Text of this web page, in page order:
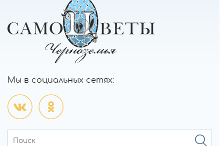
Мы в социальных сетях: